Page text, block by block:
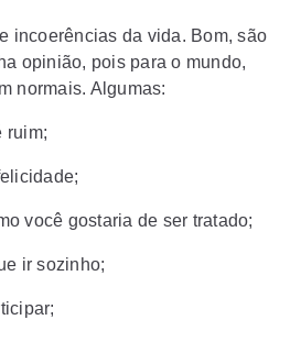
incoerências da vida. Bom, são
opinião, pois para o mundo,
normais. Algumas:
ruim;
você gostaria de ser tratado;
ir sozinho;